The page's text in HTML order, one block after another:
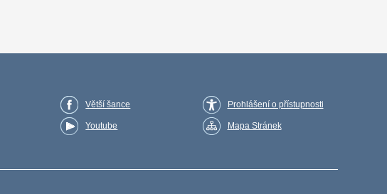
Větší šance
Youtube
Prohlášení o přístupnosti
Mapa Stránek